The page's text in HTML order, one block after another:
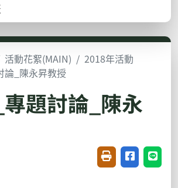
活動花絮(MAIN)
2018年活動
論_陳永昇教授
題討論_陳永
友善列印(開新視
分享至臉書
分享